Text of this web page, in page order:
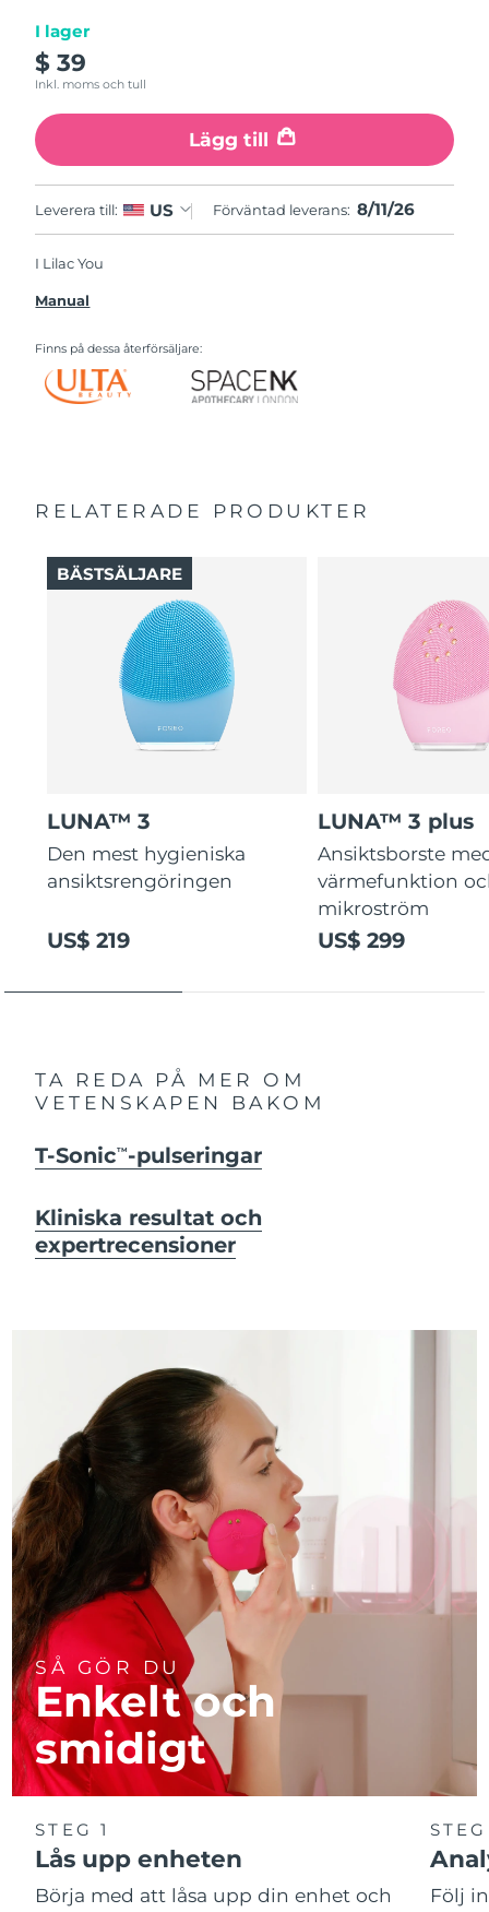
I lager
$ 39
Inkl. moms och tull
Lägg till
Leverera till: US Förväntad leverans: 8/11/26
I Lilac You
Manual
Finns på dessa återförsäljare:
RELATERADE PRODUKTER
LUNA™ 3
Den mest hygieniska
ansiktsrengöringen
US$ 219
BÄSTSÄLJARE
LUNA™ 3 plus
Ansiktsborste
värmefunktion
mikroström
US$ 299
TA REDA PÅ MER OM
VETENSKAPEN BAKOM
T-SonicTM -pulseringar
Kliniska resultat och
expertrecensioner
SÅ GÖR DU
Enkelt och
smidigt
STEG 1
Lås upp enheten
Börja med att låsa upp din enhet och
Följ